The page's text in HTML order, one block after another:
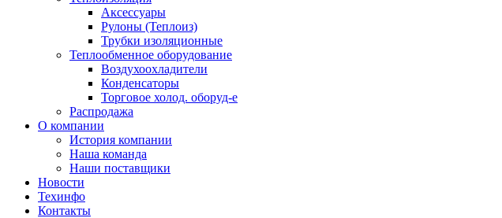
Аксессуары
Рулоны (Теплоиз)
Трубки изоляционные
Теплообменное оборудование
Воздухоохладители
Конденсаторы
Торговое холод. оборуд-е
Распродажа
О компании
История компании
Наша команда
Наши поставщики
Новости
Техинфо
Контакты